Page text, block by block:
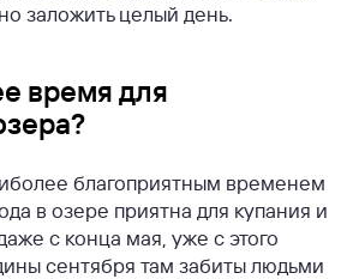
заложить целый день.
время для
благоприятным временем
в озере приятна для купания и
с конца мая, уже с этого
сентября там забиты людьми